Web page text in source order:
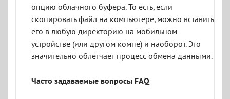
опцию облачного буфера. То есть, если
скопировать файл на компьютере, можно вставить
его в любую директорию на мобильном
устройстве (или другом компе) и наоборот. Это
значительно облегчает процесс обмена данными.
Часто задаваемые вопросы FAQ